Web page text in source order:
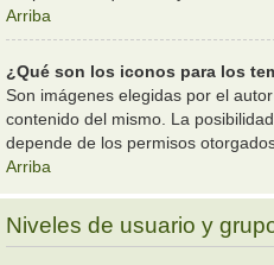
Arriba
¿Qué son los iconos para los
Son imágenes elegidas por el
contenido del mismo. La
depende de los permisos
Arriba
Niveles de usuario y